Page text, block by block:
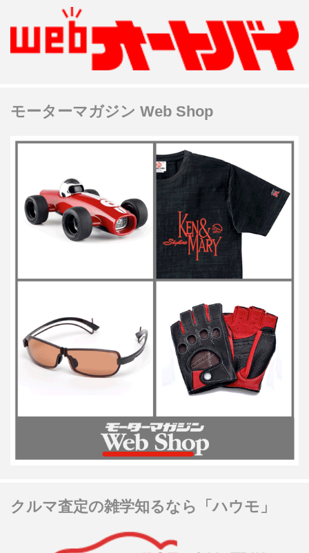
モーターマガジン Web Shop
クルマ査定の雑学知るなら「ハウモ」